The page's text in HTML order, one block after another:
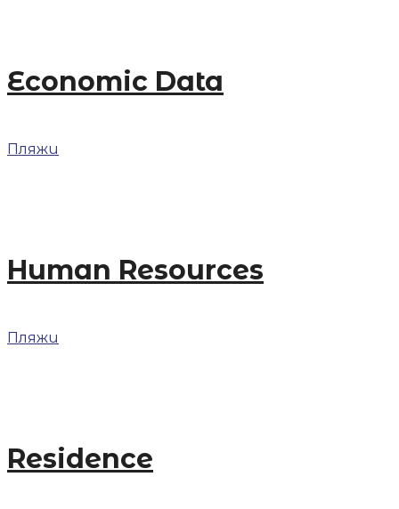
Economic Data
Пляжи
Human Resources
Пляжи
Residence